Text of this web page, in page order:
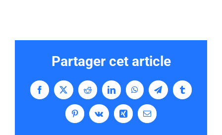
Partager cet article
Facebook
X Reddit LinkedInWhatsAppTelegramTumblr
PinterestVk Xing Email